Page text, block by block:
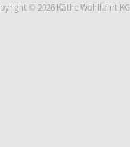
© 2026 Käthe Wohlfahrt KG